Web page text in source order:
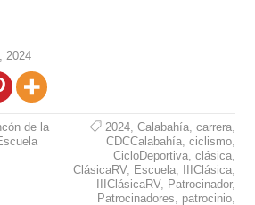
2024
de la
2024, Calabahía, carrera,
CDCCalabahía, ciclismo,
CicloDeportiva, clásica,
ClásicaRV, Escuela, IIIClásica,
IIIClásicaRV, Patrocinador,
Patrocinadores
patrocinio,